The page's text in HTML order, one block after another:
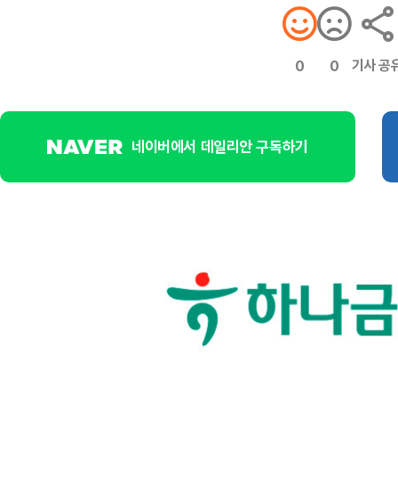
0 0 기사 공
네이버에서 데일리안 구독하기